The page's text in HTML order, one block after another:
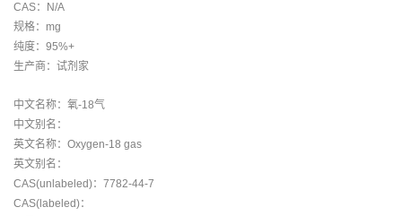
CAS：N/A
规格：mg
纯度：95%+
生产商：试剂家
中文名称：氧-18气
中文别名：
英文名称：Oxygen-18 gas
英文别名：
CAS(unlabeled)：7782-44-7
CAS(labeled)：